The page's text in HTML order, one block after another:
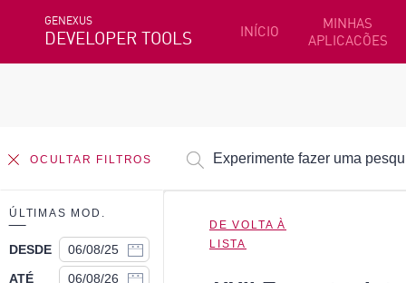
GENEXUS
DEVELOPER TOOLS INÍCIO
MINHAS
APLICACÕES